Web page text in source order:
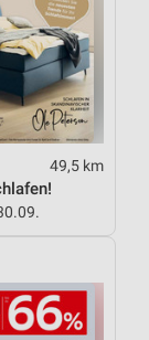
49,5 km